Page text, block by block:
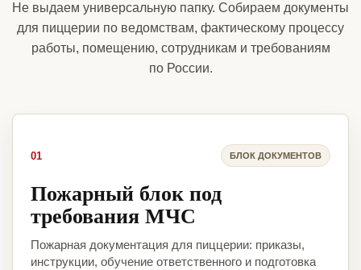
Не выдаем универсальную папку. Собираем документы
для пиццерии по ведомствам, фактическому процессу
работы, помещению, сотрудникам и требованиям
по России.
01 БЛОК ДОКУМЕНТОВ
Пожарный блок под
требования МЧС
Пожарная документация для пиццерии: приказы,
инструкции, обучение ответственного и подготовка